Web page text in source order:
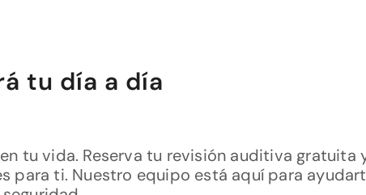
tu día a día
tu vida. Reserva tu revisión auditiva gratuita
para ti. Nuestro equipo está aquí para